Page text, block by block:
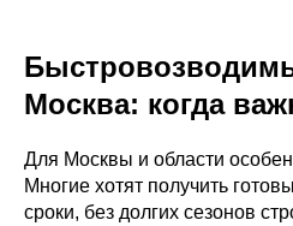
Москва: когда
Для Москвы и области
Многие хотят получить
сроки, без долгих сезонов